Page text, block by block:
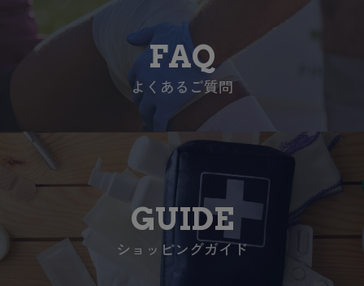
FAQ
よくあるご質問
GUIDE
ショッピングガイド